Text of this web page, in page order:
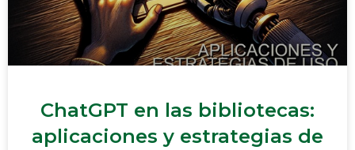
ChatGPT en las bibliotecas:
aplicaciones y estrategias de